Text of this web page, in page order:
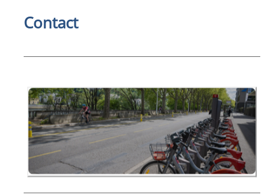
Contact